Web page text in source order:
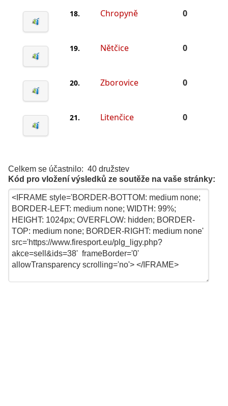
18. Chropyně 0
19. Nětčice 0
20. Zborovice 0
21. Litenčice 0
Celkem se účastnilo: 40 družstev
Kód pro vložení výsledků ze soutěže na vaše stránky: